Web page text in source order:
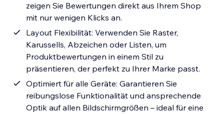
zeigen Sie Bewertungen direkt aus Ihrem Shop
mit nur wenigen Klicks an.
Layout Flexibilität: Verwenden Sie Raster,
Karussells, Abzeichen oder Listen, um
Produktbewertungen in einem Stil zu
präsentieren, der perfekt zu Ihrer Marke passt.
Optimiert für alle Geräte: Garantieren Sie
reibungslose Funktionalität und ansprechende
Optik auf allen Bildschirmgrößen – ideal für eine